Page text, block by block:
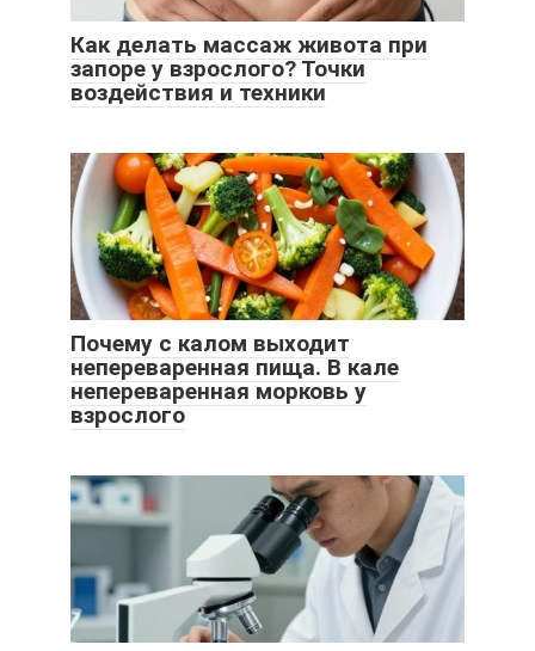
Как делать массаж живота при
запоре у взрослого? Точки
воздействия и техники
Почему с калом выходит
непереваренная пища. В кале
непереваренная морковь у
взрослого